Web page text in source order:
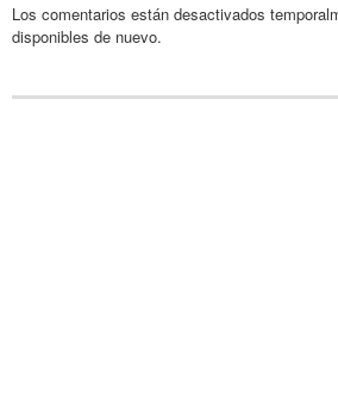
Los comentarios están desactivados
disponibles de nuevo.